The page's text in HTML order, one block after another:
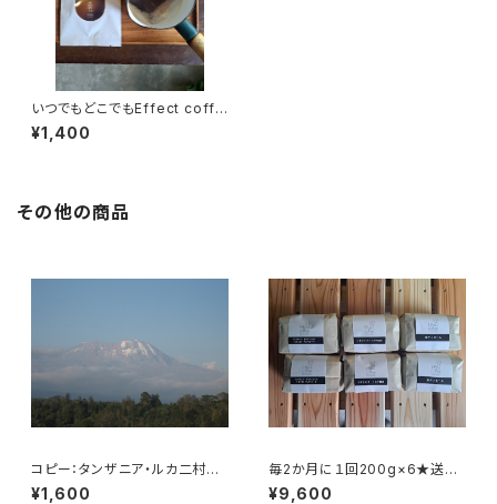
いつでもどこでもEffect coffe
e Bag(7袋入り)1袋おまけ
¥1,400
その他の商品
コピー：タンザニア・ルカ二村
フェアトレード 200g
¥1,600
毎2か月に１回200g×6★送料
無料（全6回）
¥9,600